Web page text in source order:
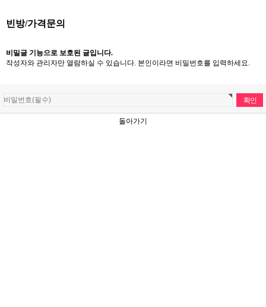
빈방/가격문의
비밀글 기능으로 보호된 글입니다.
작성자와 관리자만 열람하실 수 있습니다. 본인이라면 비밀번호를 입력하세요.
돌아가기